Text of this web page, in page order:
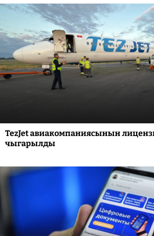
TezJet авиакомпаниясынын
чыгарылды